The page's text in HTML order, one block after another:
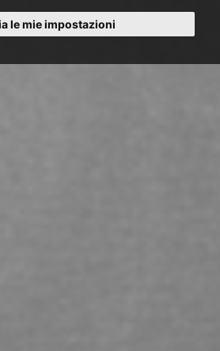
le mie impostazioni